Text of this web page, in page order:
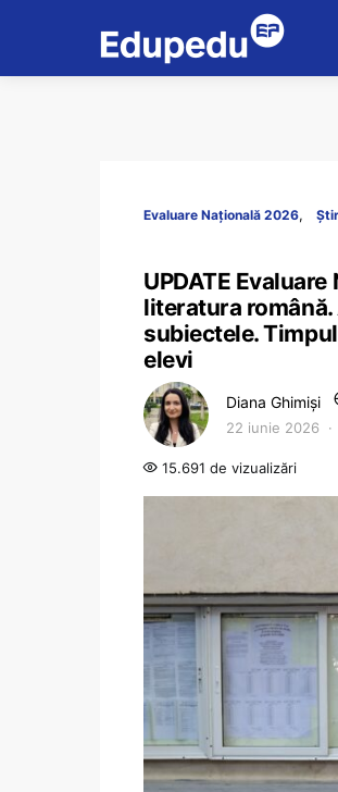
Evaluare Națională 2026
UPDATE
literatura
subiectele.
elevi
Diana Ghimiși
22 iunie 2026
15.691 de vizualizări